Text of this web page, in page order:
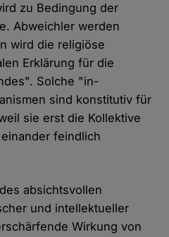
zu Bedingung der
Abweichler werden
wird die religiöse
Erklärung für die
Solche "in-
sind konstitutiv für
sie erst die Kollektive
feindlich
absichtsvollen
und intellektueller
Wirkung von